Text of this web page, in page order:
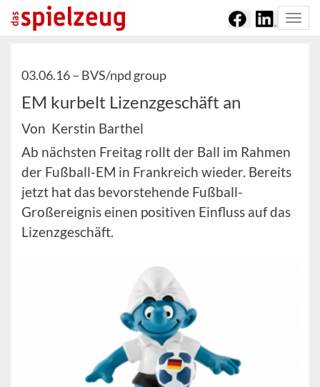
03.06.16 – BVS/npd group
EM kurbelt Lizenzgeschäft an
Von Kerstin Barthel
Ab nächsten Freitag rollt der Ball im Rahmen
der Fußball-EM in Frankreich wieder. Bereits
jetzt hat das bevorstehende Fußball-
Großereignis einen positiven Einfluss auf das
Lizenzgeschäft.